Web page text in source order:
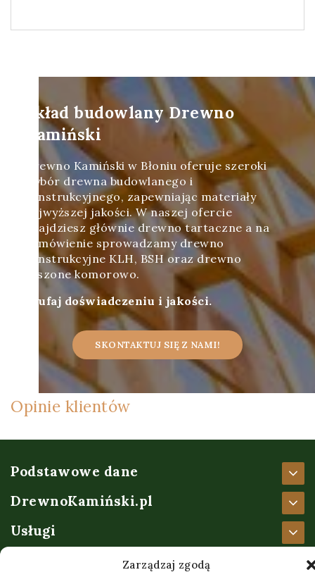
Zarządzaj zgodą
Skład budowlany Drewno
Kamiński
Drewno Kamiński w Błoniu oferuje szeroki
wybór drewna budowlanego i
konstrukcyjnego, zapewniając materiały
najwyższej jakości. W naszej ofercie
znajdziesz głównie drewno tartaczne a na
zamówienie sprowadzamy drewno
konstrukcyjne KLH, BSH oraz drewno
suszone komorowo.
Zaufaj doświadczeniu i jakości.
SKONTAKTUJ SIĘ Z NAMI!
Opinie klientów
Podstawowe dane
DrewnoKamiński.pl
Usługi
Ważne informacje